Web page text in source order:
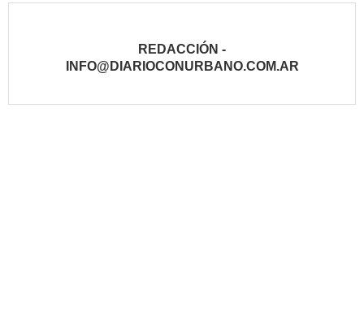
REDACCIÓN -
INFO@DIARIOCONURBANO.COM.AR